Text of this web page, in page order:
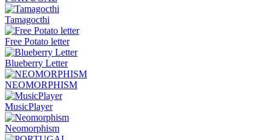
Tamagocthi
Free Potato letter
Blueberry Letter
NEOMORPHISM
MusicPlayer
Neomorphism